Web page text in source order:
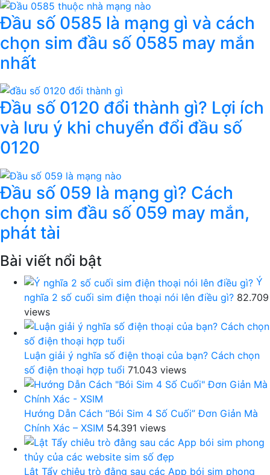
Đầu số 0585 là mạng gì và cách
chọn sim đầu số 0585 may mắn
nhất
Đầu số 0120 đổi thành gì? Lợi ích
và lưu ý khi chuyển đổi đầu số
0120
Đầu số 059 là mạng gì? Cách
chọn sim đầu số 059 may mắn,
phát tài
Bài viết nổi bật
Ý
nghĩa 2 số cuối sim điện thoại nói lên điều gì? 82.709
views
Luận giải ý nghĩa số điện thoại của bạn? Cách chọn
số điện thoại hợp tuổi 71.043 views
Hướng Dẫn Cách “Bói Sim 4 Số Cuối” Đơn Giản Mà
Chính Xác – XSIM 54.391 views
Lật Tẩy chiêu trò đằng sau các App bói sim phong